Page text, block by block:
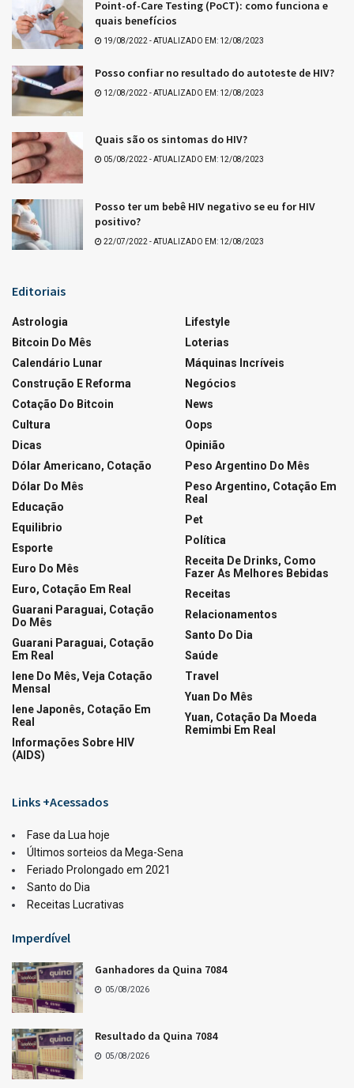
Ganhadores da Lotofácil 3754
Tags: Últimos resultados da Quina
Que tal +Essa?
Resultado da Lotofácil 3754
05/08/2026
LOTERIAS
05/08/2026
LOTERIAS